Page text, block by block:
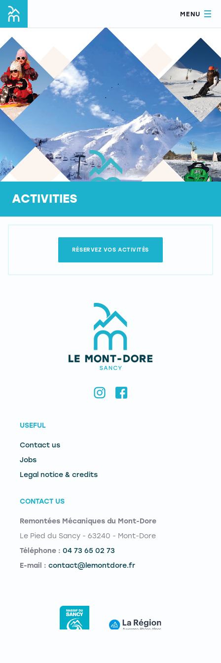
MENU
ACTIVITIES
RÉSERVEZ VOS ACTIVITÉS
USEFUL
Contact us
Jobs
Legal notice & credits
CONTACT US
Remontées Mécaniques du Mont-Dore
Le Pied du Sancy - 63240 - Mont-Dore
Téléphone : 04 73 65 02 73
E-mail : contact@lemontdore.fr